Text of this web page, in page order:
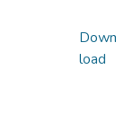
Down
load